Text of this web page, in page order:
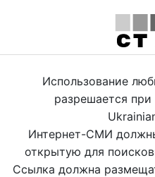
Использование
разрешается
Интернет-СМИ
открытую для
Ссылка должна